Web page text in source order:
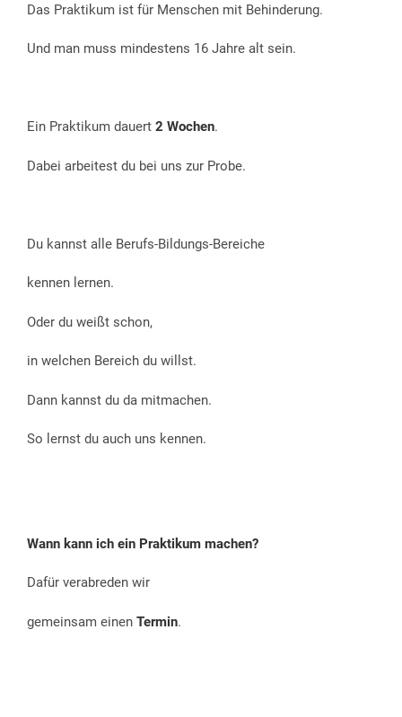
Das Praktikum ist für Menschen mit Behinderung.
Und man muss mindestens 16 Jahre alt sein.
Ein Praktikum dauert 2 Wochen.
Dabei arbeitest du bei uns zur Probe.
Du kannst alle Berufs-Bildungs-Bereiche
kennen lernen.
Oder du weißt schon,
in welchen Bereich du willst.
Dann kannst du da mitmachen.
So lernst du auch uns kennen.
Wann kann ich ein Praktikum machen?
Dafür verabreden wir
gemeinsam einen Termin.